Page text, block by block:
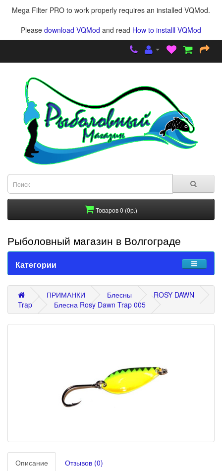
Mega Filter PRO to work properly requires an installed VQMod.
Please download VQMod and read How to installl VQMod
Товаров 0 (0р.)
Рыболовный магазин в Волгограде
Категории
ПРИМАНКИ Блесны
ROSY DAWN
Trap
Блесна Rosy Dawn Trap 005
Описание Отзывов (0)